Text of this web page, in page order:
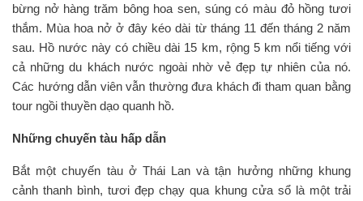
bừng nở hàng trăm bông hoa sen, súng có màu đỏ hồng tươi
thắm. Mùa hoa nở ở đây kéo dài từ tháng 11 đến tháng 2 năm
sau. Hồ nước này có chiều dài 15 km, rộng 5 km nổi tiếng với
cả những du khách nước ngoài nhờ vẻ đẹp tự nhiên của nó.
Các hướng dẫn viên vẫn thường đưa khách đi tham quan bằng
tour ngồi thuyền dạo quanh hồ.
Những chuyến tàu hấp dẫn
Bắt một chuyến tàu ở Thái Lan và tận hưởng những khung
cảnh thanh bình, tươi đẹp chạy qua khung cửa sổ là một trải